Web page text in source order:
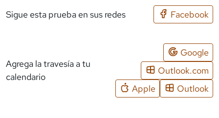
Sigue esta prueba en sus redes Facebook
Agrega la travesía a tu
calendario
Google
Outlook.com
Apple
Outlook